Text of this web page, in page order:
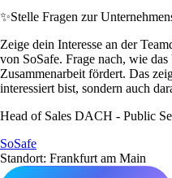
✨Stelle Fragen zur
Zeige dein Interesse an der
von SoSafe. Frage nach, wie
Zusammenarbeit fördert. Das
interessiert bist, sondern auch
Head of Sales DACH - Public
SoSafe
Standort: Frankfurt am Main